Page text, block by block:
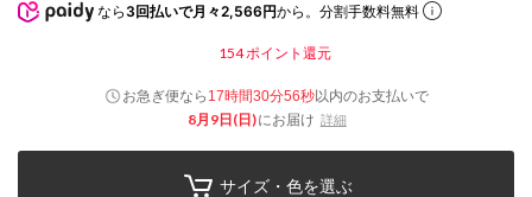
なら 3回払いで月々2,566円から。分割手数料無料
154ポイント還元
お急ぎ便なら 17時間30分55秒以内のお支払いで
8月9日(日)にお届け 詳細
サイズ・色を選ぶ